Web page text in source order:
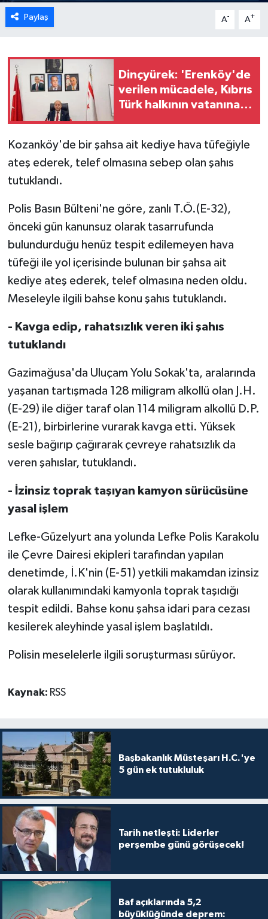
Paylaş A- A+
Dinçyürek: 'Erenköy'de
verilen mücadele, Kıbrıs
Türk halkının vatanına
göstergelerinden
Kozanköy'de bir şahsa ait kediye hava tüfeğiyle
ateş ederek, telef olmasına sebep olan şahıs
tutuklandı.
Polis Basın Bülteni'ne göre, zanlı T.Ö.(E-32),
önceki gün kanunsuz olarak tasarrufunda
bulundurduğu henüz tespit edilemeyen hava
tüfeği ile yol içerisinde bulunan bir şahsa ait
kediye ateş ederek, telef olmasına neden oldu.
Meseleyle ilgili bahse konu şahıs tutuklandı.
- Kavga edip, rahatsızlık veren iki şahıs
tutuklandı
Gazimağusa'da Uluçam Yolu Sokak'ta, aralarında
yaşanan tartışmada 128 miligram alkollü olan J.H.
(E-29) ile diğer taraf olan 114 miligram alkollü D.P.
(E-21), birbirlerine vurarak kavga etti. Yüksek
sesle bağırıp çağırarak çevreye rahatsızlık da
veren şahıslar, tutuklandı.
- İzinsiz toprak taşıyan kamyon sürücüsüne
yasal işlem
Lefke-Güzelyurt ana yolunda Lefke Polis Karakolu
ile Çevre Dairesi ekipleri tarafından yapılan
denetimde, İ.K'nin (E-51) yetkili makamdan izinsiz
olarak kullanımındaki kamyonla toprak taşıdığı
tespit edildi. Bahse konu şahsa idari para cezası
kesilerek aleyhinde yasal işlem başlatıldı.
Polisin meselelerle ilgili soruşturması sürüyor.
Kaynak: RSS
Başbakanlık Müsteşarı H.C.'ye
5 gün ek tutukluluk
Tarih netleşti: Liderler
perşembe günü görüşecek!
Baf açıklarında 5,2
büyüklüğünde deprem:
İÇ HABERLER
LAPTA
LEFKOŞA
MAGAZİN
ÖZEL HABER
SAĞLIK
SİYASET
SPOR
TATLISU
TİCARET
YAŞAM